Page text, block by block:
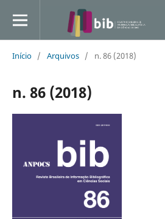
Início / Arquivos / n. 86 (2018)
n. 86 (2018)